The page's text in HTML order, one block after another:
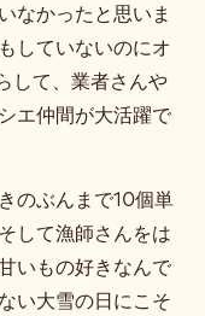
なかったと思いま
していないのにオ
して、業者さんや
エ仲間が大活躍で
のぶんまで10個単
して漁師さんをは
いもの好きなんで
い大雪の日にこそ